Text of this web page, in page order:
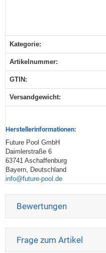
Produkteigenschaft
Wert
Kategorie:
Artikelnummer:
GTIN:
Versandgewicht‍:
Herstellerinformationen:
Future Pool GmbH
Daimlerstraße 6
63741 Aschaffenburg
Bayern, Deutschland
info@future-pool.de
Bewertungen
Frage zum Artikel